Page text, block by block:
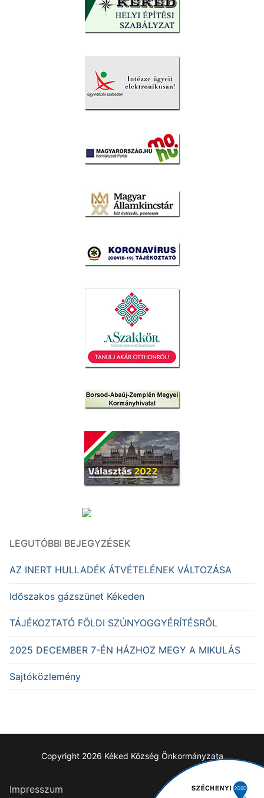
LEGUTÓBBI BEJEGYZÉSEK
AZ INERT HULLADÉK ÁTVÉTELÉNEK VÁLTOZÁSA
Időszakos gázszünet Kékeden
TÁJÉKOZTATÓ FÖLDI SZÚNYOGGYÉRÍTÉSRŐL
2025 DECEMBER 7-ÉN HÁZHOZ MEGY A MIKULÁS
Sajtóközlemény
Copyright 2026 Kéked Község Önkormányzata
Impresszum